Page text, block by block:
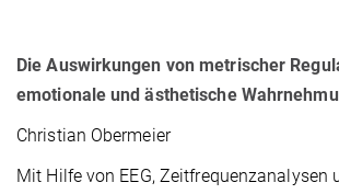
Die Auswirkungen von metrischer
emotionale und ästhetische
Christian Obermeier
Mit Hilfe von EEG, Zeitfrequenzanalysen